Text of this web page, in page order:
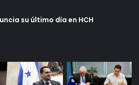
su último día en HCH